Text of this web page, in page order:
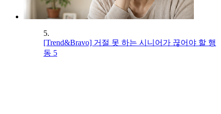
5.
[Trend&Bravo] 거절 못 하는 시니어가 끊어야 할 행
동 5